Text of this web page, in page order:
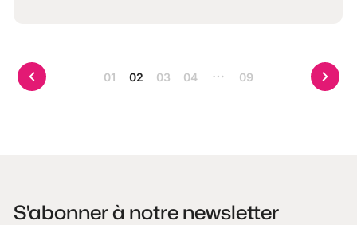
01 02 03 04 More pages
09
S'abonner à notre newsletter